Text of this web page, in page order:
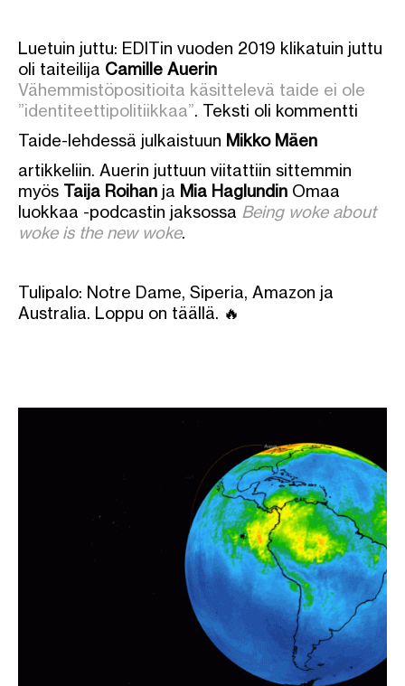
Luetuin juttu: EDITin vuoden 2019 klikatuin juttu
oli taiteilija Camille Auerin
Vähemmistöpositioita käsittelevä taide ei ole
”identiteettipolitiikkaa”. Teksti oli kommentti
Taide-lehdessä julkaistuun Mikko Mäen
artikkeliin. Auerin juttuun viitattiin sittemmin
myös Taija Roihan ja Mia Haglundin Omaa
luokkaa -podcastin jaksossa Being woke about
woke is the new woke.
Tulipalo: Notre Dame, Siperia, Amazon ja
Australia. Loppu on täällä. 🔥